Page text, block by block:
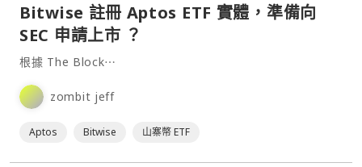
Bitwise 註冊 Aptos ETF 實體，準備向
SEC 申請上市 ？
根據 The Block⋯
zombit jeff
Aptos Bitwise 山寨幣 ETF